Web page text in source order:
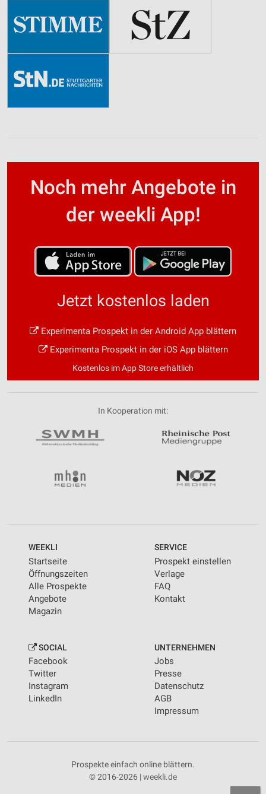
Noch mehr Angebote in
der weekli App!
Jetzt kostenlos laden
Experimenta Prospekt in der Android App blättern
Experimenta Prospekt in der iOS App blättern
Kostenlos im App Store erhältlich
In Kooperation mit:
WEEKLI
Startseite
Öffnungszeiten
Alle Prospekte
Angebote
Magazin
SERVICE
Prospekt einstellen
Verlage
FAQ
Kontakt
SOCIAL
Facebook
Twitter
Instagram
LinkedIn
UNTERNEHMEN
Jobs
Presse
Datenschutz
AGB
Impressum
Prospekte einfach online blättern.
© 2016-2026 | weekli.de